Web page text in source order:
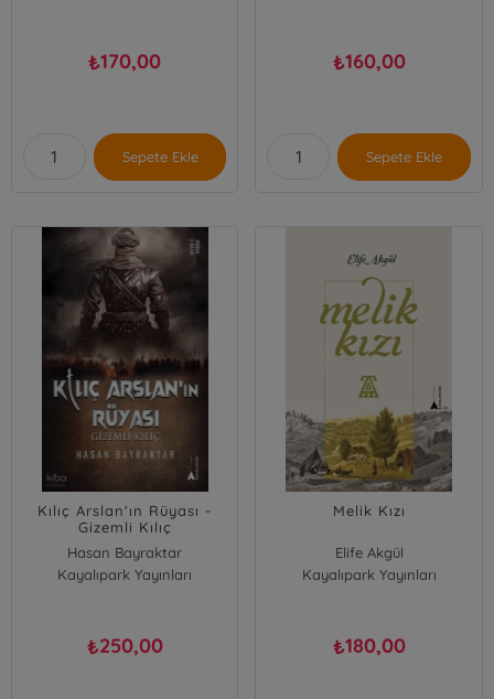
₺170,00
Sepete Ekle
₺160,00
Sepete Ekle
Kılıç Arslan'ın Rüyası -
Gizemli Kılıç
Hasan Bayraktar
Kayalıpark Yayınları
₺250,00
Melik Kızı
Elife Akgül
Kayalıpark Yayınları
₺180,00